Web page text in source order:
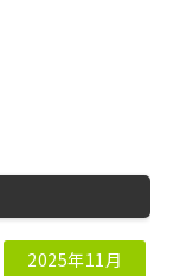
2025年11月